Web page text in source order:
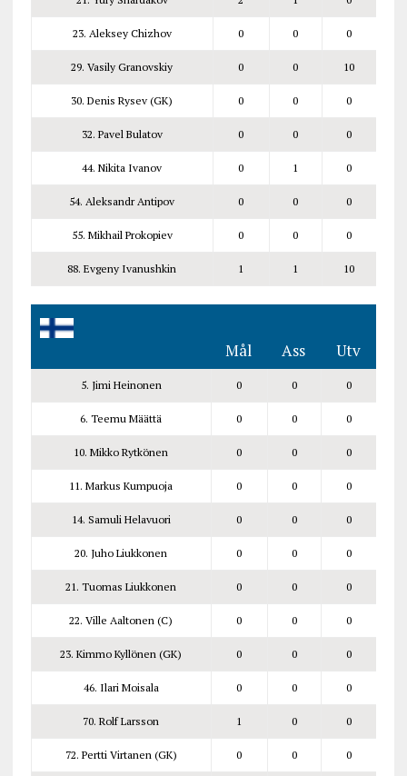
23. Aleksey Chizhov 0 0 0
29. Vasily Granovskiy 0 0 10
30. Denis Rysev (GK) 0 0 0
32. Pavel Bulatov 0 0 0
44. Nikita Ivanov 0 1 0
54. Aleksandr Antipov 0 0 0
55. Mikhail Prokopiev 0 0 0
88. Evgeny Ivanushkin 1 1 10
Mål Ass Utv
5. Jimi Heinonen 0 0 0
6. Teemu Määttä 0 0 0
10. Mikko Rytkönen 0 0 0
11. Markus Kumpuoja 0 0 0
14. Samuli Helavuori 0 0 0
20. Juho Liukkonen 0 0 0
21. Tuomas Liukkonen 0 0 0
22. Ville Aaltonen (C) 0 0 0
23. Kimmo Kyllönen (GK) 0 0 0
46. Ilari Moisala 0 0 0
70. Rolf Larsson 1 0 0
72. Pertti Virtanen (GK) 0 0 0